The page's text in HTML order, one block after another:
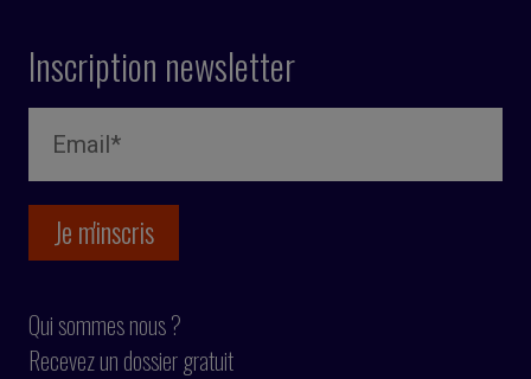
Inscription newsletter
Qui sommes nous ?
Recevez un dossier gratuit